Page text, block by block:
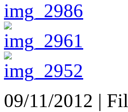
09/11/2012 |